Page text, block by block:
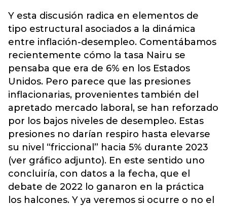
Y esta discusión radica en elementos de
tipo estructural asociados a la dinámica
entre inflación-desempleo. Comentábamos
recientemente cómo la tasa Nairu se
pensaba que era de 6% en los Estados
Unidos. Pero parece que las presiones
inflacionarias, provenientes también del
apretado mercado laboral, se han reforzado
por los bajos niveles de desempleo. Estas
presiones no darían respiro hasta elevarse
su nivel “friccional” hacia 5% durante 2023
(ver gráfico adjunto). En este sentido uno
concluiría, con datos a la fecha, que el
debate de 2022 lo ganaron en la práctica
los halcones. Y ya veremos si ocurre o no el